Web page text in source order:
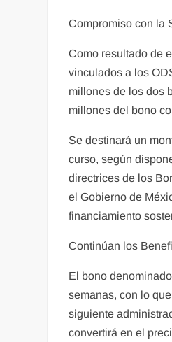
Compromiso con la
Como resultado de
vinculados a los
millones de los dos
millones del bono
Se destinará un
curso, según
directrices de los
el Gobierno de
financiamiento
Continúan los
El bono
semanas, con lo
siguiente
convertirá en el